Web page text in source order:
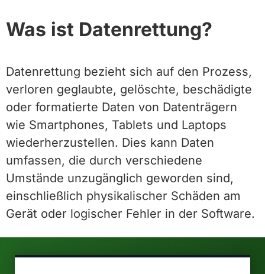
Was ist Datenrettung?
Datenrettung bezieht sich auf den Prozess,
verloren geglaubte, gelöschte, beschädigte
oder formatierte Daten von Datenträgern
wie Smartphones, Tablets und Laptops
wiederherzustellen. Dies kann Daten
umfassen, die durch verschiedene
Umstände unzugänglich geworden sind,
einschließlich physikalischer Schäden am
Gerät oder logischer Fehler in der Software.